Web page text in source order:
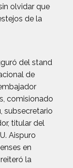
olvidar que
de la
del stand
de
comisionado
subsecretario
titular del
Aispuro
en
la